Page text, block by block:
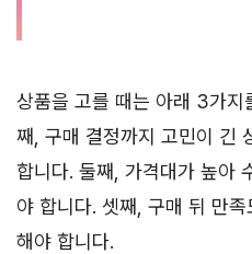
상품을 고를 때는 아래 3가지
째, 구매 결정까지 고민이 긴
합니다. 둘째, 가격대가 높아
야 합니다. 셋째, 구매 뒤 만
해야 합니다.